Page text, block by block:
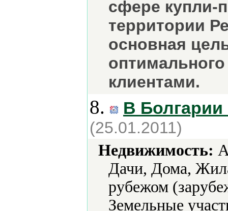
сфере купли-
территории
основная
клиентами.
8. В
(25.01.2011)
Недвижимость:
Дачи, Дома,
рубежом
Земельные